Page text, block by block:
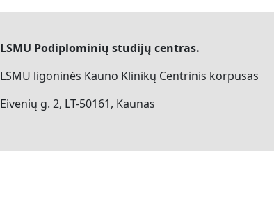
LSMU Podiplominių studijų centras.
LSMU ligoninės Kauno Klinikų Centrinis korpusas
Eivenių g. 2, LT-50161, Kaunas